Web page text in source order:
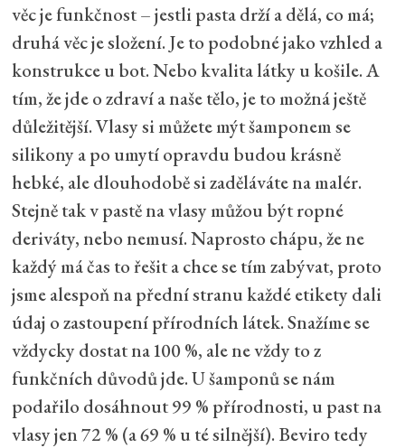
věc je funkčnost – jestli pasta drží a dělá, co má;
druhá věc je složení. Je to podobné jako vzhled a
konstrukce u bot. Nebo kvalita látky u košile. A
tím, že jde o zdraví a naše tělo, je to možná ještě
důležitější. Vlasy si můžete mýt šamponem se
silikony a po umytí opravdu budou krásně
hebké, ale dlouhodobě si zaděláváte na malér.
Stejně tak v pastě na vlasy můžou být ropné
deriváty, nebo nemusí. Naprosto chápu, že ne
každý má čas to řešit a chce se tím zabývat, proto
jsme alespoň na přední stranu každé etikety dali
údaj o zastoupení přírodních látek. Snažíme se
vždycky dostat na 100 %, ale ne vždy to z
funkčních důvodů jde. U šamponů se nám
podařilo dosáhnout 99 % přírodnosti, u past na
vlasy jen 72 % (a 69 % u té silnější). Beviro tedy